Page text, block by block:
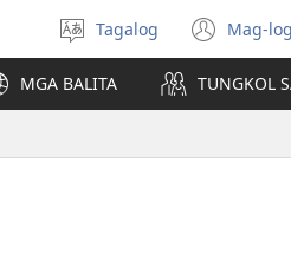
Pumili
ng
wika
Tagalog Mag-(may
na
MGA BALITA TUNGKOL